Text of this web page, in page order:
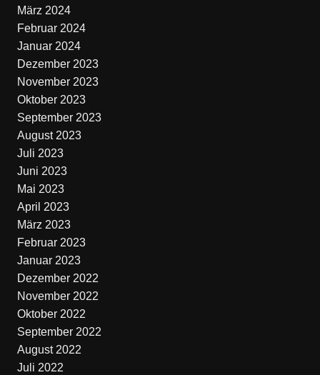
März 2024
Februar 2024
Januar 2024
Dezember 2023
November 2023
Oktober 2023
September 2023
August 2023
Juli 2023
Juni 2023
Mai 2023
April 2023
März 2023
Februar 2023
Januar 2023
Dezember 2022
November 2022
Oktober 2022
September 2022
August 2022
Juli 2022